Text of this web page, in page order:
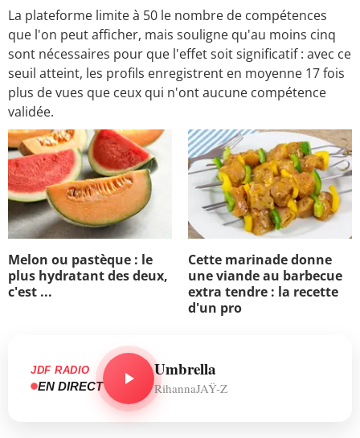
La plateforme limite à 50 le nombre de compétences
que l'on peut afficher, mais souligne qu'au moins cinq
sont nécessaires pour que l'effet soit significatif : avec ce
seuil atteint, les profils enregistrent en moyenne 17 fois
plus de vues que ceux qui n'ont aucune compétence
validée.
Melon ou pastèque : le
plus hydratant des deux,
c'est ...
Cette marinade donne
une viande au barbecue
extra tendre : la recette
d'un pro
JDF RADIO
EN DIRECT
Umbrella
RihannaJAŸ-Z